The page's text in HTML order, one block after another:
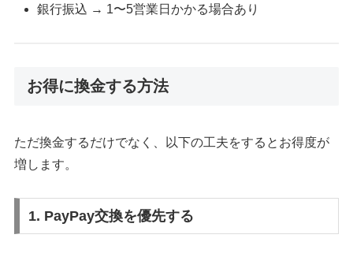
銀行振込 → 1〜5営業日かかる場合あり
お得に換金する方法
ただ換金するだけでなく、以下の工夫をするとお得度が
増します。
1. PayPay交換を優先する